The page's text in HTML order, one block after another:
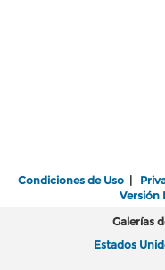
Condiciones de Uso |
Versión
Galerías
Estados